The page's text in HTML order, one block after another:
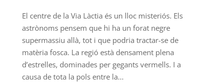
El centre de la Via Làctia és un lloc misteriós. Els
astrònoms pensem que hi ha un forat negre
supermassiu allà, tot i que podria tractar-se de
matèria fosca. La regió està densament plena
d’estrelles, dominades per gegants vermells. I a
causa de tota la pols entre la...